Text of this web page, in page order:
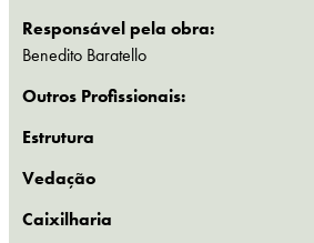
Responsável pela obra:
Benedito Baratello
Outros Profissionais:
Estrutura
Vedação
Caixilharia